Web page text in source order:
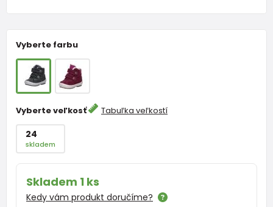
Vyberte farbu
Vyberte veľkosť Tabuľka veľkostí
24
skladem
Skladem 1 ks
Kedy vám produkt doručíme?